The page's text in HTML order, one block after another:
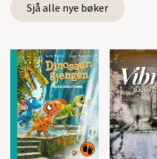
Sjå alle nye bøker